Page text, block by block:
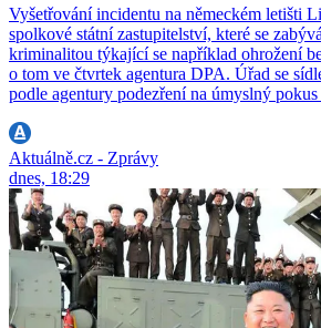
Vyšetřování incidentu na německém letišti
spolkové státní zastupitelství, které se
kriminalitou týkající se například ohrožení
o tom ve čtvrtek agentura DPA. Úřad se
podle agentury podezření na úmyslný
Aktuálně.cz - Zprávy
dnes, 18:29